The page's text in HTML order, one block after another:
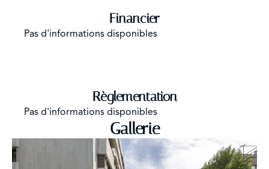
Financier
Pas d'informations disponibles
Règlementation
Pas d'informations disponibles
Gallerie